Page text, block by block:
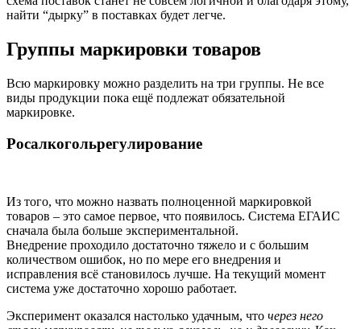
найти “дырку” в поставках будет легче.
Группы маркировки товаров
Всю маркировку можно разделить на три группы. Не все
виды продукции пока ещё подлежат обязательной
маркировке.
Росалкогольрегулирование
Из того, что можно назвать полноценной маркировкой
товаров – это самое первое, что появилось. Система ЕГАИС
сначала была больше экспериментальной.
Внедрение проходило достаточно тяжело и с большим
количеством ошибок, но по мере его внедрения и
исправления всё становилось лучше. На текущий момент
система уже достаточно хорошо работает.
Эксперимент оказался настолько удачным, что через него